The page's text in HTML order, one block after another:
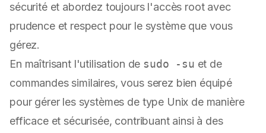
sécurité et abordez toujours l'accès root avec
prudence et respect pour le système que vous
gérez.
En maîtrisant l'utilisation de sudo -su et de
commandes similaires, vous serez bien équipé
pour gérer les systèmes de type Unix de manière
efficace et sécurisée, contribuant ainsi à des